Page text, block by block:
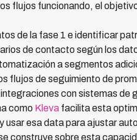
flujos funcionando, el
de la fase 1 e identificar
de contacto según los
a segmentos
flujos de seguimiento de
con sistemas de
como Kleva facilita esta
usar esa data para ajustar
construye sobre esta